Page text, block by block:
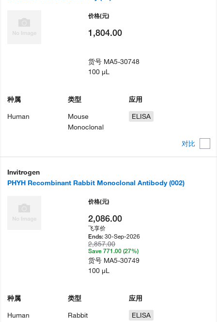
对比
种属
Human
类型
Mouse
Monoclonal
应用
ELISA
价格(元)
1,804.00
货号 MA5-30748
100 µL
Invitrogen
PHYH Recombinant Rabbit Monoclonal Antibody (002)
种属
Human
类型
Rabbit
应用
ELISA
价格(元)
2,086.00
飞享价
Ends:30-Sep-2026
2,857.00
Save 771.00 (27%)
货号 MA5-30749
100 µL